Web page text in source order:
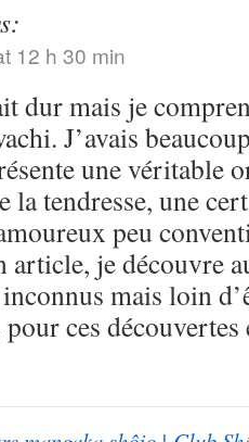
12 h 30 min
dur mais je
J’avais
une véritable
la tendresse, une
peu
article, je découvre
mais loin
ces